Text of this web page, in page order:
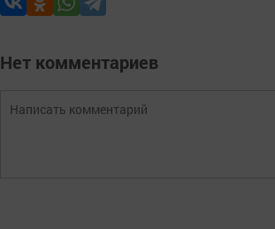
Нет комментариев